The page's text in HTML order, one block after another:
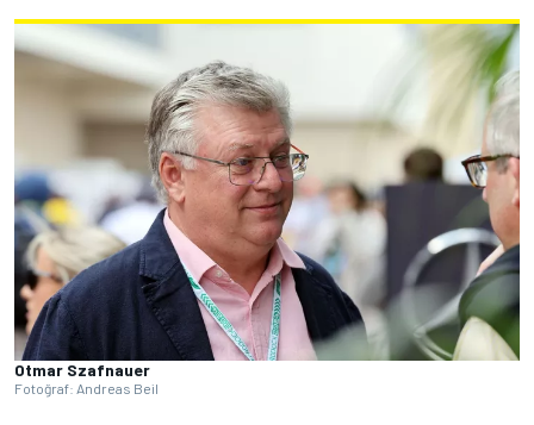
Otmar Szafnauer
Fotoğraf: Andreas Beil